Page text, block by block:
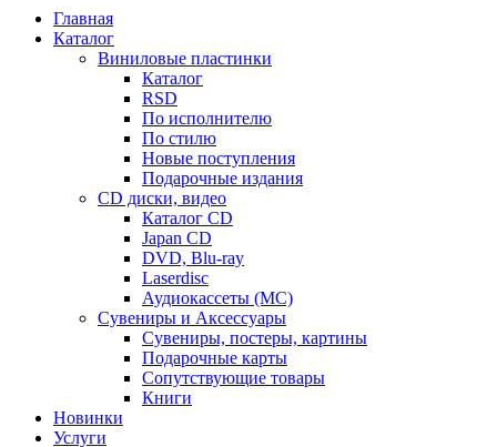
Главная
Каталог
Виниловые пластинки
Каталог
RSD
По исполнителю
По стилю
Новые поступления
Подарочные издания
CD диски, видео
Каталог CD
Japan CD
DVD, Blu-ray
Laserdisc
Аудиокассеты (MC)
Сувениры и Аксессуары
Сувениры, постеры, картины
Подарочные карты
Сопутствующие товары
Книги
Новинки
Услуги